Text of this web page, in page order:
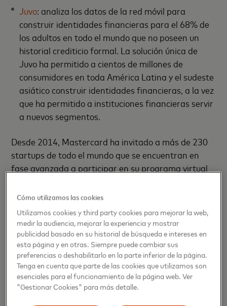
Juvo: analiza los datos de la red móvil para
construir identidades financieras para el 68% de
los adultos en todo el mundo que no poseen un
historial crediticio formal. La solución única de
Juvo ha permitido a cientos de millones de
consumidores en toda América Latina y el sudeste
asiático construir identidades financieras, a la vez
que ha permitido a instituciones financieras servir
a nuevos segmentos.
Desde 2014, Mastercard ha invitado a más de 230
startups de todo el mundo que se encuentran en
fase avanzada a participar en su programa virtual
técnica, soporte operativo y compromisos
comerciales dentro del ecosistema de Mastercard.
Start Path evalúa más de 1,500 aplicaciones cada
año y selecciona aproximadamente 40 startups que
ofrecen las tecnologías más prometedoras y que
muestran tener una buena disposición para escalar.
Las startups de esta creciente red han recaudado
Cómo utilizamos las cookies
Utilizamos cookies y third party cookies para mejorar la web,
medir la audiencia, mejorar la experiencia y mostrar
publicidad basado en su historial de búsqueda e intereses en
esta página y en otras. Siempre puede cambiar sus
preferencias o deshabilitarlo en la parte inferior de la página.
Tenga en cuenta que parte de las cookies que utilizamos son
esenciales para el funcionamiento de la página web. Ver
"Gestionar Cookies" para más detalle.